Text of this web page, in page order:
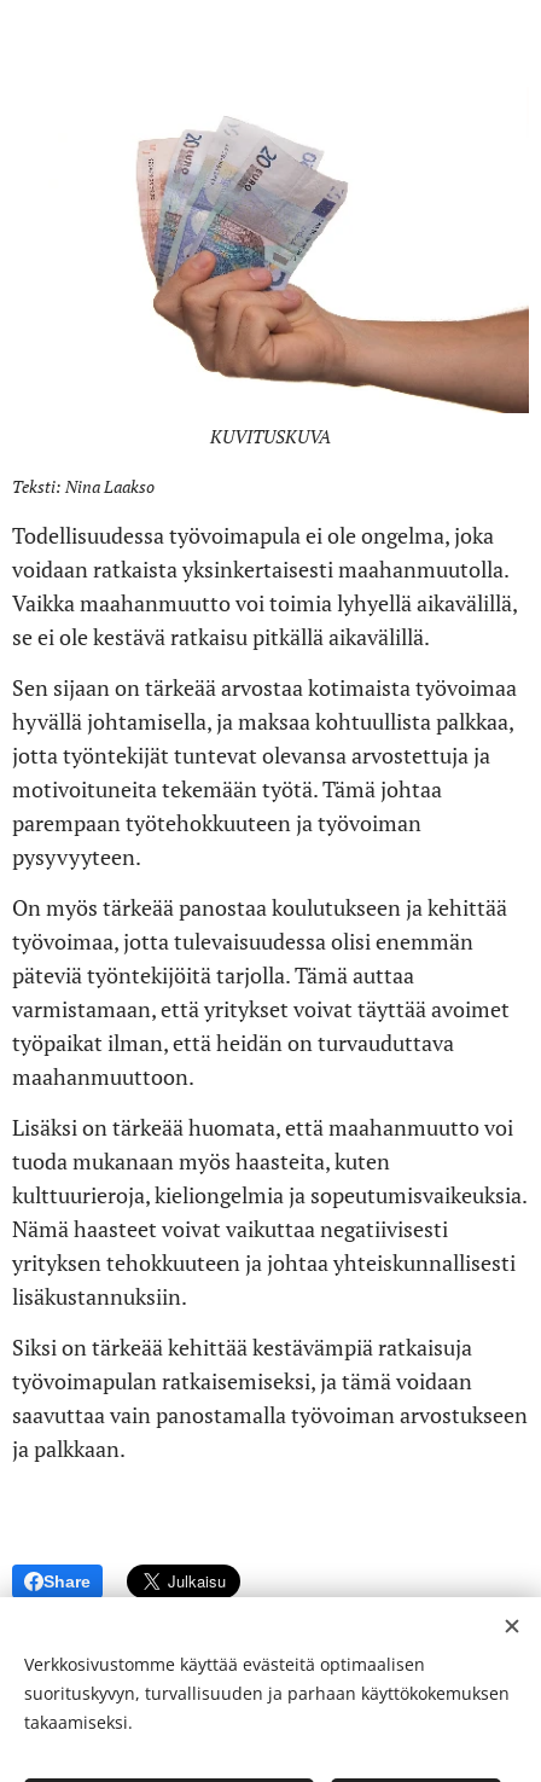
KUVITUSKUVA
Teksti: Nina Laakso
Todellisuudessa työvoimapula ei ole ongelma, joka
voidaan ratkaista yksinkertaisesti maahanmuutolla.
Vaikka maahanmuutto voi toimia lyhyellä aikavälillä,
se ei ole kestävä ratkaisu pitkällä aikavälillä.
Sen sijaan on tärkeää arvostaa kotimaista työvoimaa
hyvällä johtamisella, ja maksaa kohtuullista palkkaa,
jotta työntekijät tuntevat olevansa arvostettuja ja
motivoituneita tekemään työtä. Tämä johtaa
parempaan työtehokkuuteen ja työvoiman
pysyvyyteen.
On myös tärkeää panostaa koulutukseen ja kehittää
työvoimaa, jotta tulevaisuudessa olisi enemmän
päteviä työntekijöitä tarjolla. Tämä auttaa
varmistamaan, että yritykset voivat täyttää avoimet
työpaikat ilman, että heidän on turvauduttava
maahanmuuttoon.
Lisäksi on tärkeää huomata, että maahanmuutto voi
tuoda mukanaan myös haasteita, kuten
kulttuurieroja, kieliongelmia ja sopeutumisvaikeuksia.
Nämä haasteet voivat vaikuttaa negatiivisesti
yrityksen tehokkuuteen ja johtaa yhteiskunnallisesti
lisäkustannuksiin.
Siksi on tärkeää kehittää kestävämpiä ratkaisuja
työvoimapulan ratkaisemiseksi, ja tämä voidaan
saavuttaa vain panostamalla työvoiman arvostukseen
ja palkkaan.
Share
Verkkosivustomme käyttää evästeitä optimaalisen
suorituskyvyn, turvallisuuden ja parhaan käyttökokemuksen
takaamiseksi.